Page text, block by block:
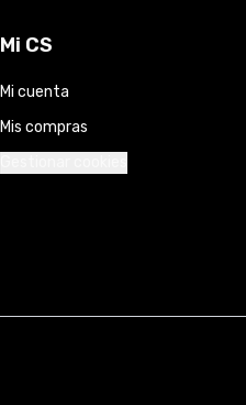
Mi CS
Mi cuenta
Mis compras